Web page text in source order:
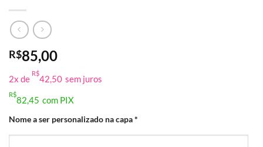
R$85,00
2x de
R$
42,50 sem juros
R$
82,45 com PIX
Nome a ser personalizado na capa*